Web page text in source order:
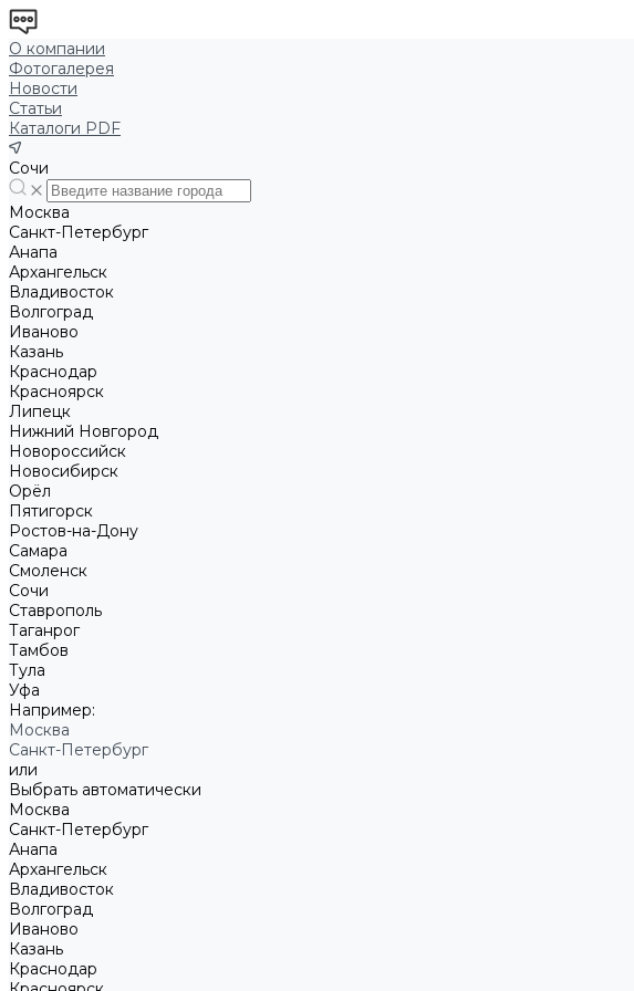
О компании
Фотогалерея
Новости
Статьи
Каталоги PDF
Сочи
Москва
Санкт-Петербург
Анапа
Архангельск
Владивосток
Волгоград
Иваново
Казань
Краснодар
Красноярск
Липецк
Нижний Новгород
Новороссийск
Новосибирск
Орёл
Пятигорск
Ростов-на-Дону
Самара
Смоленск
Сочи
Ставрополь
Таганрог
Тамбов
Тула
Уфа
Например:
Москва
Санкт-Петербург
или
Выбрать автоматически
Москва
Санкт-Петербург
Анапа
Архангельск
Владивосток
Волгоград
Иваново
Казань
Краснодар